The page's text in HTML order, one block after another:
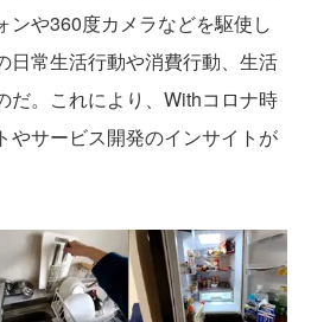
ンや360度カメラなどを駆使し
日常生活行動や消費行動、生活
だ。これにより、Withコロナ時
やサービス開発のインサイトが